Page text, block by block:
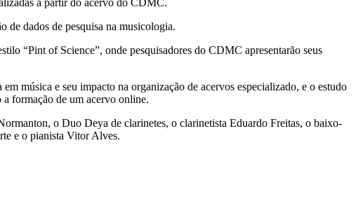
a partir do acervo do CDMC.
de dados de pesquisa na musicologia.
“Pint of Science”, onde pesquisadores do CDMC apresentarão seus
música e seu impacto na organização de acervos especializado, e o estudo
formação de um acervo online.
o Duo Deya de clarinetes, o clarinetista Eduardo Freitas, o baixo-
e o pianista Vitor Alves.